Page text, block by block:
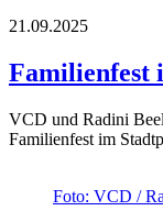
21.09.2025
Familienfest
VCD und Radini
Familienfest im
Foto: VCD /